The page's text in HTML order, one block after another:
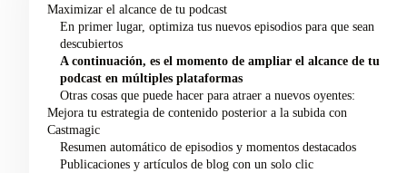
Maximizar el alcance de tu podcast
En primer lugar, optimiza tus nuevos episodios para que sean
descubiertos
A continuación, es el momento de ampliar el alcance de tu
podcast en múltiples plataformas
Otras cosas que puede hacer para atraer a nuevos oyentes:
Mejora tu estrategia de contenido posterior a la subida con
Castmagic
Resumen automático de episodios y momentos destacados
Publicaciones y artículos de blog con un solo clic